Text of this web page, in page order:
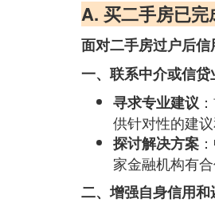
A. 买二手房已
面对二手房过户后
一、联系中介或信
寻求专业建议
供针对性的建议
探讨解决方案
家金融机构有
二、增强自身信用